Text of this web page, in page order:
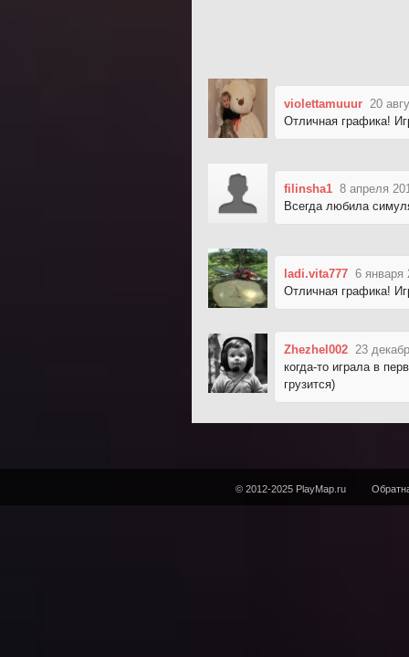
violettamuuur 20
Отличная графика!
filinsha1 8 апреля
Всегда любила
ladi.vita777 6 января
Отличная графика!
Zhezhel002 23
когда-то играла в
грузится)
© 2012-2025 PlayMap.ru